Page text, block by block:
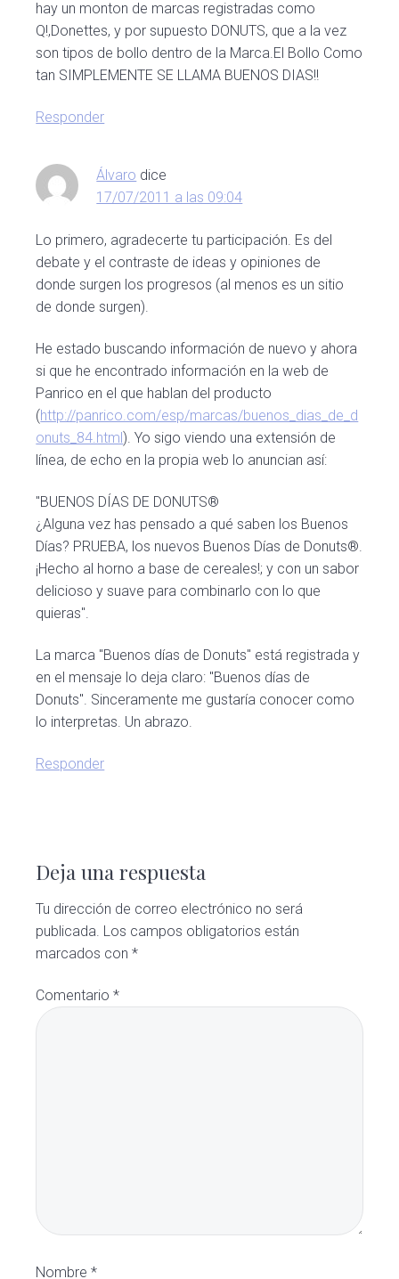
hay un monton de marcas registradas como
Q!,Donettes, y por supuesto DONUTS, que a la vez
son tipos de bollo dentro de la Marca.El Bollo Como
tan SIMPLEMENTE SE LLAMA BUENOS DIAS!!
Responder
Álvaro dice
17/07/2011 a las 09:04
Lo primero, agradecerte tu participación. Es del
debate y el contraste de ideas y opiniones de
donde surgen los progresos (al menos es un sitio
de donde surgen).
He estado buscando información de nuevo y ahora
si que he encontrado información en la web de
Panrico en el que hablan del producto
(http://panrico.com/esp/marcas/buenos_dias_de_d
onuts_84.html). Yo sigo viendo una extensión de
línea, de echo en la propia web lo anuncian así:
"BUENOS DÍAS DE DONUTS®
¿Alguna vez has pensado a qué saben los Buenos
Días? PRUEBA, los nuevos Buenos Días de Donuts®.
¡Hecho al horno a base de cereales!; y con un sabor
delicioso y suave para combinarlo con lo que
quieras".
La marca "Buenos días de Donuts" está registrada y
en el mensaje lo deja claro: "Buenos días de
Donuts". Sinceramente me gustaría conocer como
lo interpretas. Un abrazo.
Responder
Deja una respuesta
Tu dirección de correo electrónico no será
publicada. Los campos obligatorios están
marcados con*
Comentario*
Nombre*